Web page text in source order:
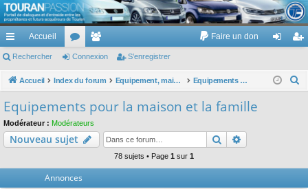
TouranPassion
Le forum des propriétaires ou futurs acquéreurs du Volkswagen Touran
cc
ès
pi
de
Accueil
or
u
e
m
Faire un don
ne nr
Rechercher Connexion S’enregistrer
Accueil Index du forum Equipement, maison, famille, passion, hobby, détente, ... Equipements pour la maison et la famille
c
Equipements pour la maison et la famille
Modérateur : Modérateurs
Nouveau sujet Rechercher
78 sujets • Page 1 sur 1
Annonces